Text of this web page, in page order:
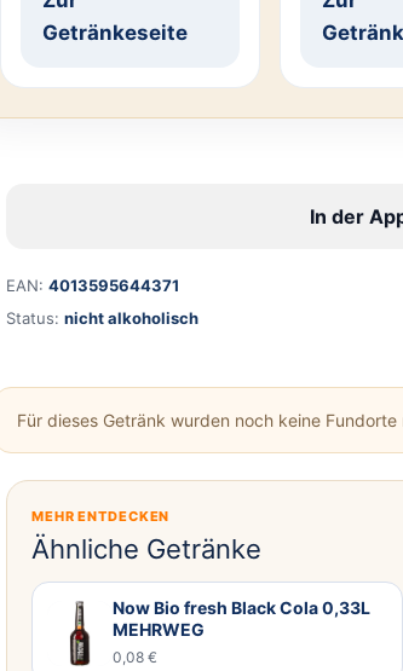
Getränkeseite
In der
EAN: 4013595644371
Status: nicht alkoholisch
Für dieses Getränk wurden noch keine
MEHR ENTDECKEN
Ähnliche Getränke
Now Bio fresh Black Cola 0,33L
MEHRWEG
0,08 €